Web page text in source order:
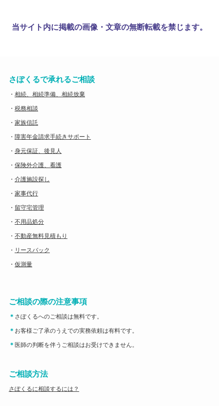
当サイト内に掲載の画像・文章の無断転載を禁じます。
さぽくるで承れるご相談
・ 相続、相続準備、相続放棄
・ 税務相談
・ 家族信託
・ 障害年金請求手続きサポート
・ 身元保証、後見人
・ 保険外介護、看護
・ 介護施設探し
・ 家事代行
・ 留守宅管理
・ 不用品処分
・ 不動産無料見積もり
・ リースバック
・ 仮測量
ご相談の際の注意事項
＊ さぽくるへのご相談は無料です。
＊ お客様ご了承のうえでの実務依頼は有料です。
＊ 医師の判断を伴うご相談はお受けできません。
ご相談方法
さぽくるに相談するには？